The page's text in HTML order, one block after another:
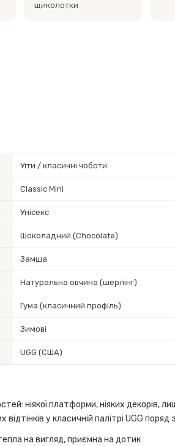
щиколотки
Угги / класичні чоботи
Classic Mini
Унісекс
Шоколадний (Chocolate)
Замша
Натуральна овчина (шерлінг)
Гума (класичний профіль)
Зимові
UGG (США)
ніякої платформи, ніяких декорів,
у класичній палітрі UGG
на вигляд, приємна на дотик